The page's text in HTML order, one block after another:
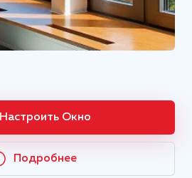
Настроить Окно
Подробнее